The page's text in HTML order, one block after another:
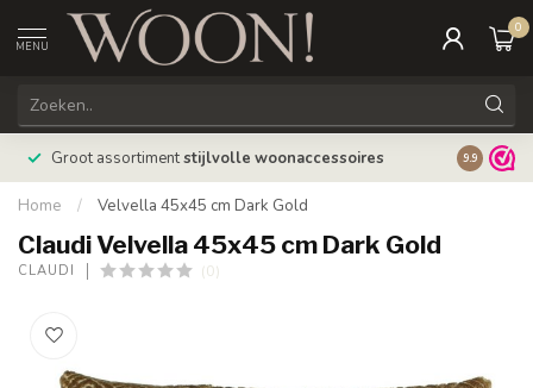
MENU
0
Groot assortimentstijlvolle woonaccessoires 9.9
Home / Velvella 45x45 cm Dark Gold
Claudi Velvella 45x45 cm Dark Gold
CLAUDI (0)